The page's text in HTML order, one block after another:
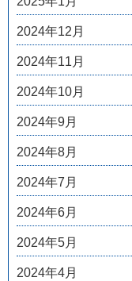
2024年12月
2024年11月
2024年10月
2024年9月
2024年8月
2024年7月
2024年6月
2024年5月
2024年4月